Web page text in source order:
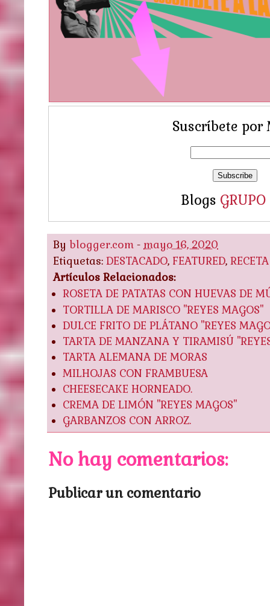
Suscríbete por
Blogs
By blogger.com - mayo 16, 2020
Etiquetas: DESTACADO, FEATURED,
Artículos Relacionados:
ROSETA DE PATATAS CON HUEVAS DE
TORTILLA DE MARISCO "REYES MAGOS"
DULCE FRITO DE PLÁTANO "REYES
TARTA DE MANZANA Y TIRAMISÚ
TARTA ALEMANA DE MORAS
MILHOJAS CON FRAMBUESA
CHEESECAKE HORNEADO.
CREMA DE LIMÓN "REYES MAGOS"
GARBANZOS CON ARROZ.
No hay comentarios:
Publicar un comentario